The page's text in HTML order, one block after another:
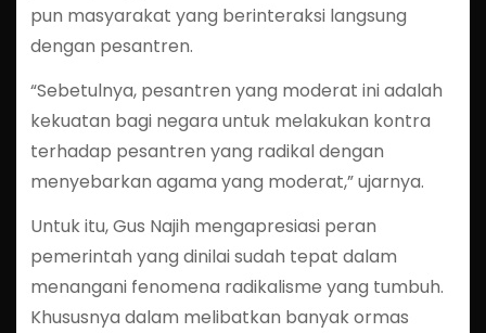
pun masyarakat yang berinteraksi langsung
dengan pesantren.
“Sebetulnya, pesantren yang moderat ini adalah
kekuatan bagi negara untuk melakukan kontra
terhadap pesantren yang radikal dengan
menyebarkan agama yang moderat,” ujarnya.
Untuk itu, Gus Najih mengapresiasi peran
pemerintah yang dinilai sudah tepat dalam
menangani fenomena radikalisme yang tumbuh.
Khususnya dalam melibatkan banyak ormas